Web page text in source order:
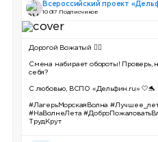
Всероссийский проект
10 017 Подписчиков
Дорогой Вожатый ✍🏼
Смена набирает обороты! Проверь,
себя?
С любовью, ВСПО «Дельфин.ru» 🤍🐬
#ЛагерьМорскаяВолна
#НаВолнеЛета
ТрудКрут